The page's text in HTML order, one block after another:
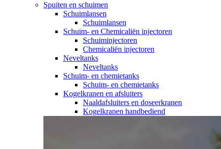
Spuiten en schuimen
Schuimlansen
Schuimlansen
Schuim- en Chemicaliën injectoren
Schuiminjectoren
Chemicaliën injectoren
Neveltanks
Neveltanks
Schuim- en chemietanks
Schuim- en chemietanks
Kogelkranen en afsluiters
Naaldafsluiters en doseerkranen
Kogelkranen handbediend